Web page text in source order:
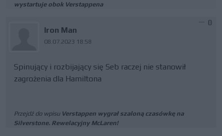
wystartuje obok Verstappena
Iron Man
08.07.2023 18:58
0
Spinujący i rozbijający się Seb raczej nie stanowił
zagrożenia dla Hamiltona
Przejdź do wpisu Verstappen wygrał szaloną czasówkę na
Silverstone. Rewelacyjny McLaren!